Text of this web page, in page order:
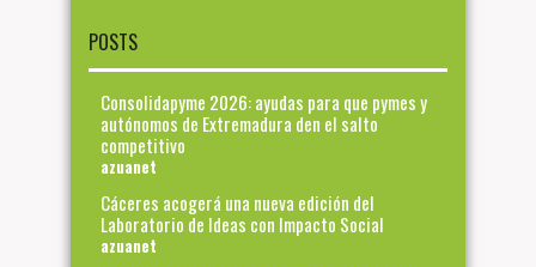
POSTS
Consolidapyme 2026: ayudas para que pymes y
autónomos de Extremadura den el salto
competitivo
azuanet
Cáceres acogerá una nueva edición del
Laboratorio de Ideas con Impacto Social
azuanet